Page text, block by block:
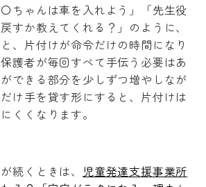
〇ちゃんは車を入れよう」「先生役
すか教えてくれる？」のように、
、片付けが命令だけの時間になり
護者が毎回すべて手伝う必要はあ
できる部分を少しずつ増やしなが
け手を貸す形にすると、片付けは
くくなります。
続くときは、
児童発達支援事業所